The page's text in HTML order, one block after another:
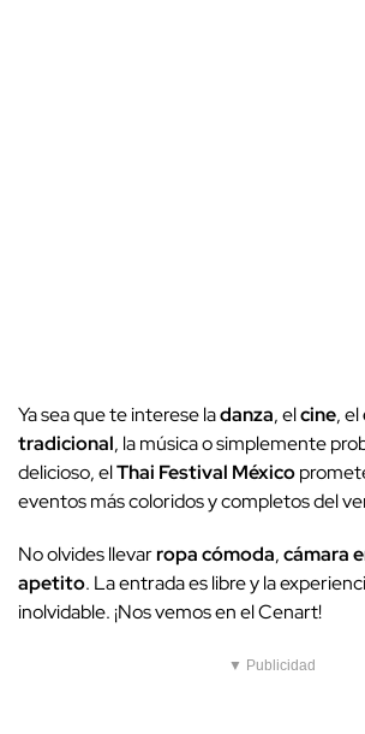
Ya sea que te interese ladanza, elcine, el
tradicional, la música o simplemente
delicioso, elThai Festival México
eventos más coloridos y completos del
No olvides llevarropa cómoda,cámara
apetito. La entrada es libre y la
inolvidable. ¡Nos vemos en el Cenart!
▼ Publicidad